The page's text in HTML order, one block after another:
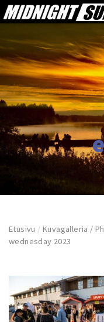
Etusivu /Kuvagalleria /
wednesday 2023